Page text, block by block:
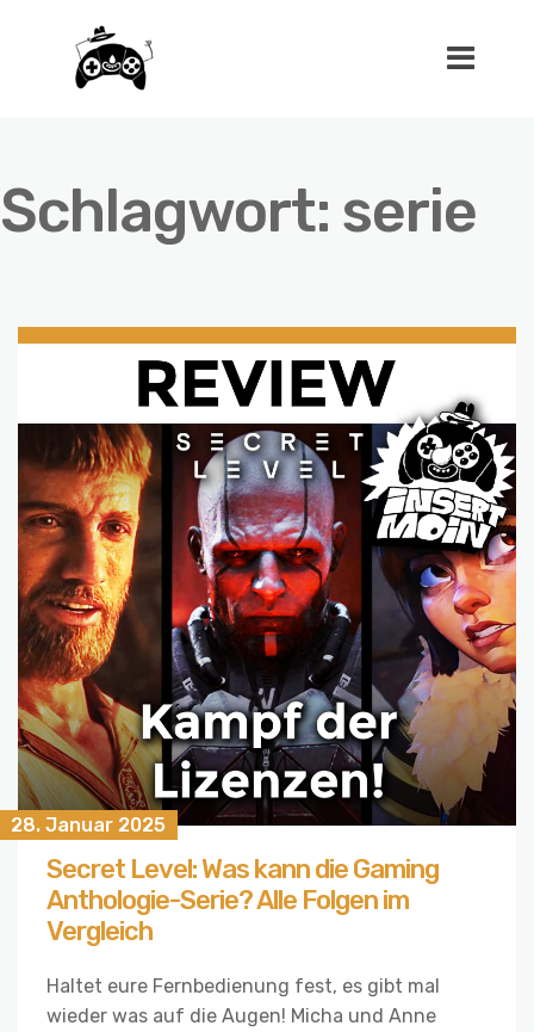
Schlagwort: serie
28. Januar 2025
Secret Level: Was kann die Gaming
Anthologie-Serie? Alle Folgen im
Vergleich
Haltet eure Fernbedienung fest, es gibt mal
wieder was auf die Augen! Micha und Anne